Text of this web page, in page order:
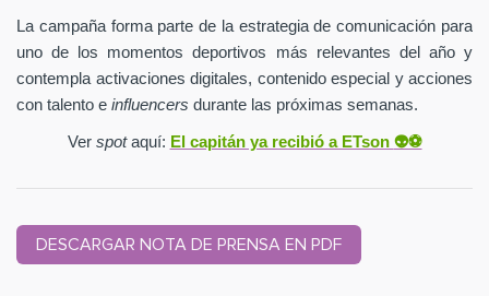
La campaña forma parte de la estrategia de comunicación para
uno de los momentos deportivos más relevantes del año y
contempla activaciones digitales, contenido especial y acciones
con talento e influencers durante las próximas semanas.
Ver spotaquí: El capitán ya recibió a ETson 👽⚽️
DESCARGAR NOTA DE PRENSA EN PDF